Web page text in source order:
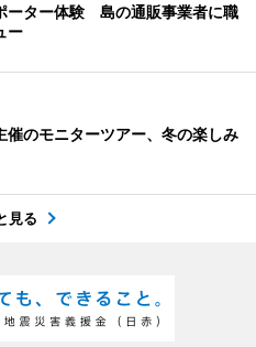
ーター体験 島の通販事業者に職
ー
催のモニターツアー、冬の楽しみ
見る